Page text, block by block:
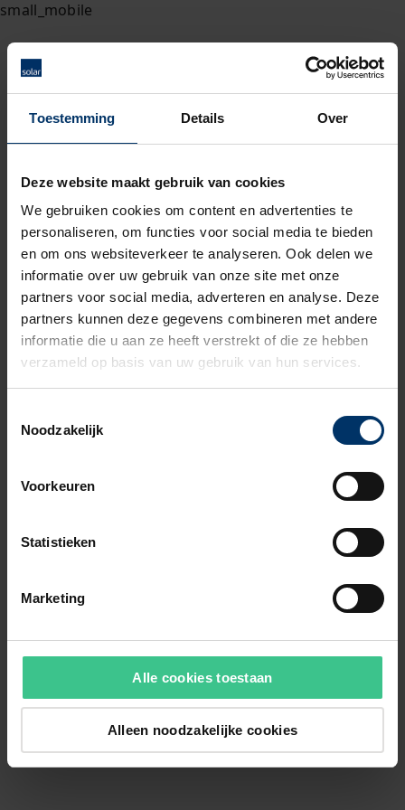
Toestemming Details Over
Deze website maakt gebruik van cookies
We gebruiken cookies om content en advertenties te
personaliseren, om functies voor social media te bieden
en om ons websiteverkeer te analyseren. Ook delen we
informatie over uw gebruik van onze site met onze
partners voor social media, adverteren en analyse. Deze
partners kunnen deze gegevens combineren met andere
informatie die u aan ze heeft verstrekt of die ze hebben
verzameld op basis van uw gebruik van hun services.
Noodzakelijk
Voorkeuren
Statistieken
Marketing
Alle cookies toestaan
Alleen noodzakelijke cookies